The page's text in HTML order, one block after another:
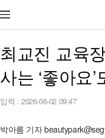
최교진 교육
사는 ‘좋아요
입력 : 2026-06-02 09:47
박아름 기자